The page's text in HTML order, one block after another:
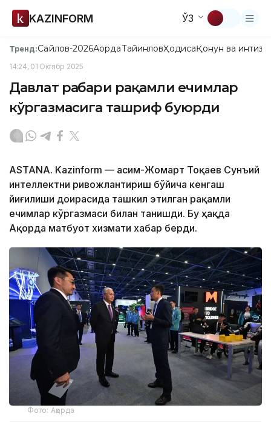
KAZINFORM ЎЗ
Тренд:Сайлов-2026АқордаТайинловҲодисаҚонун ва
14:24, 01 Октябр 2025
Давлат раҳбари рақамли ечимлар
кўргазмасига ташриф буюрди
ASTANА. Kazinform — Қасим-Жомарт Тоқаев Сунъий
интеллектни ривожлантириш бўйича кенгаш
йиғилиши доирасида ташкил этилган рақамли
ечимлар кўргазмаси билан танишди. Бу ҳақда
Ақорда матбуот хизмати хабар берди.
Фото: Ақорда